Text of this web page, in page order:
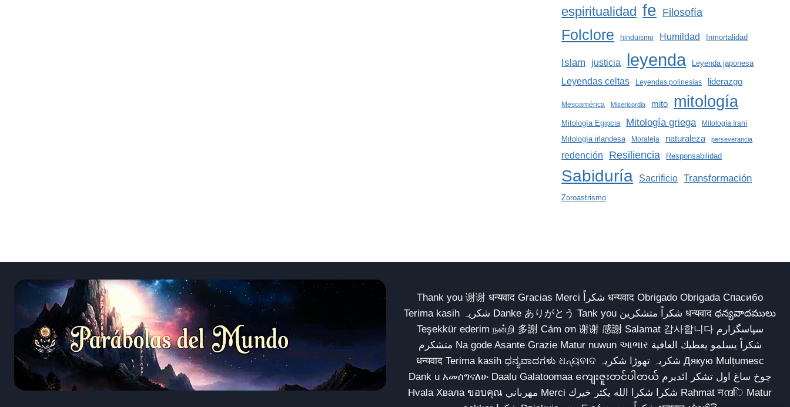
espiritualidad fe Filosofía
Folclore hinduismo Humildad Inmortalidad
Islam justicia leyenda Leyenda japonesa
Leyendas celtas Leyendas polinesias liderazgo
Mesoamérica Misericordia mito mitología
Mitología Egipcia Mitología griega Mitología Iraní
Mitología irlandesa Moraleja naturaleza perseverancia
redención Resiliencia Responsabilidad
Sabiduría Sacrificio Transformación
Zoroastrismo
Thank you 谢谢 धन्यवाद Gracias Merci شكراً धन्यवाद Obrigado Obrigada Спасибо
Terima kasih شکریہ Danke ありがとう Tank you شكراً متشكرين धन्यवाद ధన్యవాదములు
Teşekkür ederim நன்றி 多謝 Cảm ơn 谢谢 感謝 Salamat 감사합니다 سپاسگزارم
متشکرم Na gode Asante Grazie Matur nuwun આભાર شكراً يسلمو يعطيك العافية
धन्यवाद Terima kasih ಧನ್ಯವಾದಗಳು ଧନ୍ୟବାଦ شکریہ تھوڑا شکریہ Дякую Mulțumesc
Dank u አመሰግናለሁ Daalụ Galatoomaa ကျေးဇူးတင်ပါတယ် چوخ ساغ اول تشکر ائدیرم
Hvala Хвала ขอบคุณ مهرباني Merci شكرا شكرا الله يكثر خيرك Rahmat नന്ദि Matur